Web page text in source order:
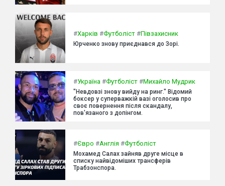
#Харків #Футболіст #Півзахисник
Юрченко знову приєднався до Зорі.
#Україна #Футболіст #Михайло Мудрик
"Невдовзі знову вийду на ринг." Відомий
боксер у суперважкій вазі оголосив про
своє повернення після скандалу,
пов'язаного з допінгом.
#Євро #Англія #Футболіст
Мохамед Салах зайняв друге місце в
списку найвідоміших трансферів
Трабзонспора.